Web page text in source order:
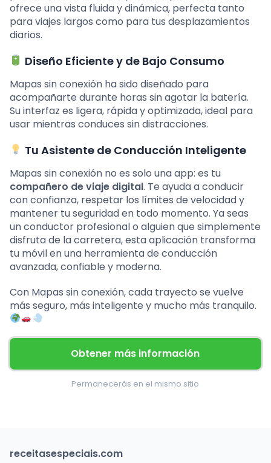
ofrece una vista fluida y dinámica, perfecta tanto
para viajes largos como para tus desplazamientos
diarios.
Diseño Eficiente y de Bajo Consumo
Mapas sin conexión ha sido diseñado para
acompañarte durante horas sin agotar la batería.
Su interfaz es ligera, rápida y optimizada, ideal para
usar mientras conduces sin distracciones.
Tu Asistente de Conducción Inteligente
Mapas sin conexión no es solo una app: es tu
compañero de viaje digital. Te ayuda a conducir
con confianza, respetar los límites de velocidad y
mantener tu seguridad en todo momento. Ya seas
un conductor profesional o alguien que simplemente
disfruta de la carretera, esta aplicación transforma
tu móvil en una herramienta de conducción
avanzada, confiable y moderna.
Con Mapas sin conexión, cada trayecto se vuelve
más seguro, más inteligente y mucho más tranquilo.
Obtener más información
Permanecerás en el mismo sitio
receitasespeciais.com